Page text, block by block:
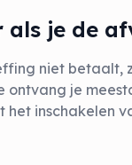
als je de
niet betaalt,
ontvang je
het inschakelen